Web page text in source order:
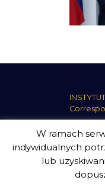
Boym
design
W ramach
indywidualnych
lub